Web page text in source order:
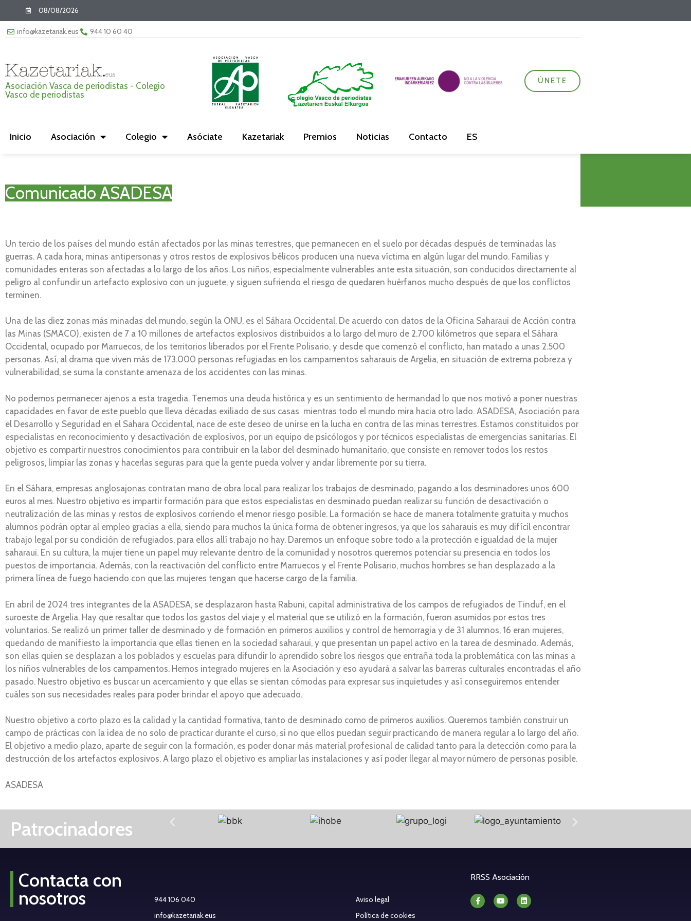
08/08/2026
info@kazetariak.eus 944 10 60 40
Asociación Vasca de periodistas - Colegio
Vasco de periodistas
ÚNETE
Inicio Asociación Colegio Asóciate Kazetariak Premios Noticias Contacto ES
Comunicado ASADESA
Un tercio de los países del mundo están afectados por las minas terrestres, que permanecen en el suelo por décadas después de terminadas las
guerras. A cada hora, minas antipersonas y otros restos de explosivos bélicos producen una nueva víctima en algún lugar del mundo. Familias y
comunidades enteras son afectadas a lo largo de los años. Los niños, especialmente vulnerables ante esta situación, son conducidos directamente al
peligro al confundir un artefacto explosivo con un juguete, y siguen sufriendo el riesgo de quedaren huérfanos mucho después de que los conflictos
terminen.
Una de las diez zonas más minadas del mundo, según la ONU, es el Sáhara Occidental. De acuerdo con datos de la Oficina Saharaui de Acción contra
las Minas (SMACO), existen de 7 a 10 millones de artefactos explosivos distribuidos a lo largo del muro de 2.700 kilómetros que separa el Sáhara
Occidental, ocupado por Marruecos, de los territorios liberados por el Frente Polisario, y desde que comenzó el conflicto, han matado a unas 2.500
personas. Así, al drama que viven más de 173.000 personas refugiadas en los campamentos saharauis de Argelia, en situación de extrema pobreza y
vulnerabilidad, se suma la constante amenaza de los accidentes con las minas.
No podemos permanecer ajenos a esta tragedia. Tenemos una deuda histórica y es un sentimiento de hermandad lo que nos motivó a poner nuestras
capacidades en favor de este pueblo que lleva décadas exiliado de sus casas mientras todo el mundo mira hacia otro lado. ASADESA, Asociación para
el Desarrollo y Seguridad en el Sahara Occidental, nace de este deseo de unirse en la lucha en contra de las minas terrestres. Estamos constituidos por
especialistas en reconocimiento y desactivación de explosivos, por un equipo de psicólogos y por técnicos especialistas de emergencias sanitarias. El
objetivo es compartir nuestros conocimientos para contribuir en la labor del desminado humanitario, que consiste en remover todos los restos
peligrosos, limpiar las zonas y hacerlas seguras para que la gente pueda volver y andar libremente por su tierra.
En el Sáhara, empresas anglosajonas contratan mano de obra local para realizar los trabajos de desminado, pagando a los desminadores unos 600
euros al mes. Nuestro objetivo es impartir formación para que estos especialistas en desminado puedan realizar su función de desactivación o
neutralización de las minas y restos de explosivos corriendo el menor riesgo posible. La formación se hace de manera totalmente gratuita y muchos
alumnos podrán optar al empleo gracias a ella, siendo para muchos la única forma de obtener ingresos, ya que los saharauis es muy difícil encontrar
trabajo legal por su condición de refugiados, para ellos allí trabajo no hay. Daremos un enfoque sobre todo a la protección e igualdad de la mujer
saharaui. En su cultura, la mujer tiene un papel muy relevante dentro de la comunidad y nosotros queremos potenciar su presencia en todos los
puestos de importancia. Además, con la reactivación del conflicto entre Marruecos y el Frente Polisario, muchos hombres se han desplazado a la
primera línea de fuego haciendo con que las mujeres tengan que hacerse cargo de la familia.
En abril de 2024 tres integrantes de la ASADESA, se desplazaron hasta Rabuni, capital administrativa de los campos de refugiados de Tinduf, en el
suroeste de Argelia. Hay que resaltar que todos los gastos del viaje y el material que se utilizó en la formación, fueron asumidos por estos tres
voluntarios. Se realizó un primer taller de desminado y de formación en primeros auxilios y control de hemorragia y de 31 alumnos, 16 eran mujeres,
quedando de manifiesto la importancia que ellas tienen en la sociedad saharaui, y que presentan un papel activo en la tarea de desminado. Además,
son ellas quien se desplazan a los poblados y escuelas para difundir lo aprendido sobre los riesgos que entraña toda la problemática con las minas a
los niños vulnerables de los campamentos. Hemos integrado mujeres en la Asociación y eso ayudará a salvar las barreras culturales encontradas el año
pasado. Nuestro objetivo es buscar un acercamiento y que ellas se sientan cómodas para expresar sus inquietudes y así conseguiremos entender
cuáles son sus necesidades reales para poder brindar el apoyo que adecuado.
Nuestro objetivo a corto plazo es la calidad y la cantidad formativa, tanto de desminado como de primeros auxilios. Queremos también construir un
campo de prácticas con la idea de no solo de practicar durante el curso, si no que ellos puedan seguir practicando de manera regular a lo largo del año.
El objetivo a medio plazo, aparte de seguir con la formación, es poder donar más material profesional de calidad tanto para la detección como para la
destrucción de los artefactos explosivos. A largo plazo el objetivo es ampliar las instalaciones y así poder llegar al mayor número de personas posible.
ASADESA
Patrocinadores
Contacta con
nosotros
944 106 040
info@kazetariak.eus
Aviso legal
Política de cookies
RRSS Asociación